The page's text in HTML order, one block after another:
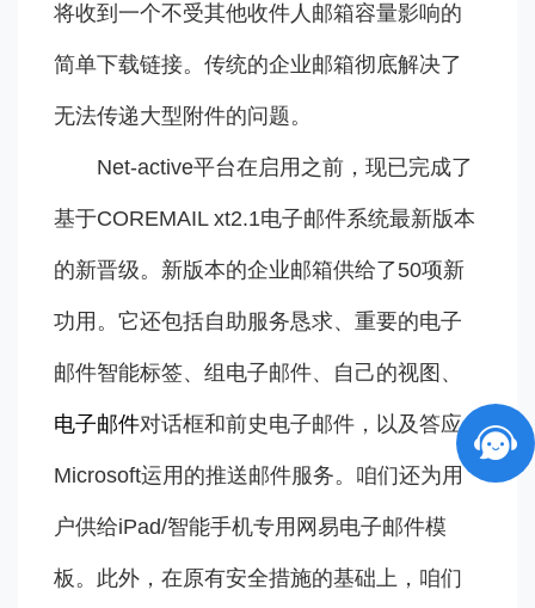
将收到一个不受其他收件人邮箱容量影响的
简单下载链接。传统的企业邮箱彻底解决了
无法传递大型附件的问题。
Net-active平台在启用之前，现已完成了
基于COREMAIL xt2.1电子邮件系统最新版本
的新晋级。新版本的企业邮箱供给了50项新
功用。它还包括自助服务恳求、重要的电子
邮件智能标签、组电子邮件、自己的视图、
电子邮件对话框和前史电子邮件，以及答应
Microsoft运用的推送邮件服务。咱们还为用
户供给iPad/智能手机专用网易电子邮件模
板。此外，在原有安全措施的基础上，咱们